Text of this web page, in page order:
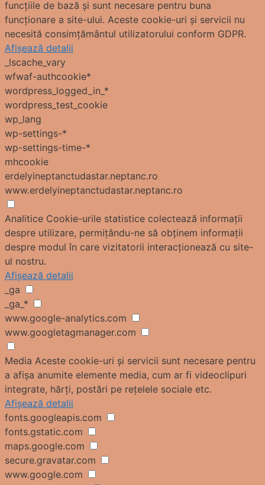
funcțiile de bază și sunt necesare pentru buna
funcționare a site-ului. Aceste cookie-uri și servicii nu
necesită consimțământul utilizatorului conform GDPR.
Afișează detalii
_lscache_vary
wfwaf-authcookie*
wordpress_logged_in_*
wordpress_test_cookie
wp_lang
wp-settings-*
wp-settings-time-*
mhcookie
erdelyineptanctudastar.neptanc.ro
www.erdelyineptanctudastar.neptanc.ro
Analitice Cookie-urile statistice colectează informații
despre utilizare, permițându-ne să obținem informații
despre modul în care vizitatorii interacționează cu site-
ul nostru.
Afișează detalii
_ga
_ga_*
www.google-analytics.com
www.googletagmanager.com
Media Aceste cookie-uri și servicii sunt necesare pentru
a afișa anumite elemente media, cum ar fi videoclipuri
integrate, hărți, postări pe rețelele sociale etc.
Afișează detalii
fonts.googleapis.com
fonts.gstatic.com
maps.google.com
secure.gravatar.com
www.google.com